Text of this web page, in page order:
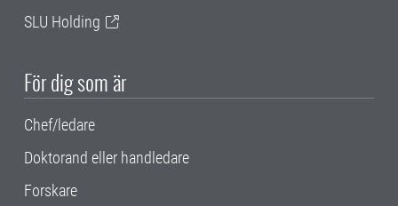
SLU Holding
För dig som är
Chef/ledare
Doktorand eller handledare
Forskare